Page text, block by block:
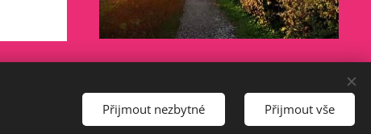
Přijmout nezbytné Přijmout vše